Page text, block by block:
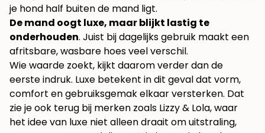
je hond half buiten de mand ligt.
De mand oogt luxe, maar blijkt lastig te
onderhouden. Juist bij dagelijks gebruik maakt een
afritsbare, wasbare hoes veel verschil.
Wie waarde zoekt, kijkt daarom verder dan de
eerste indruk. Luxe betekent in dit geval dat vorm,
comfort en gebruiksgemak elkaar versterken. Dat
zie je ook terug bij merken zoals Lizzy & Lola, waar
het idee van luxe niet alleen draait om uitstraling,